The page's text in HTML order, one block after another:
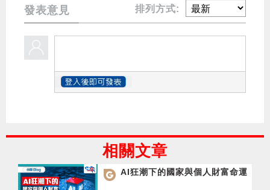
發表意見 排列方式:
相關文章
AI狂潮下的國家與個人財富命運